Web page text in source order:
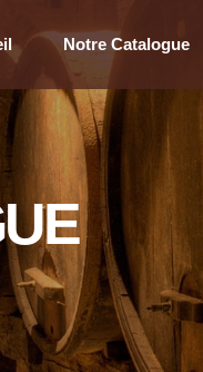
Notre Catalogue